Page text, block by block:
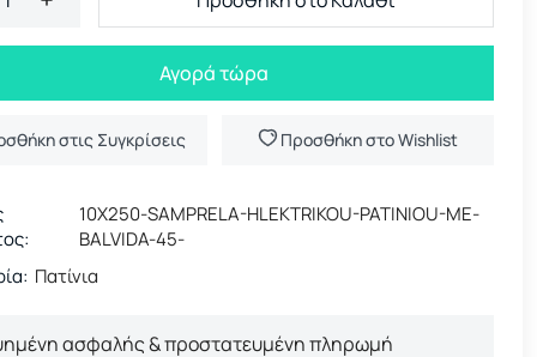
Αγορά τώρα
στις Συγκρίσεις Προσθήκη στο Wishlist
10X250-SAMPRELA-HLEKTRIKOU-PATINIOU-ME-
BALVIDA-45-
Πατίνια
ασφαλής & προστατευμένη πληρωμή